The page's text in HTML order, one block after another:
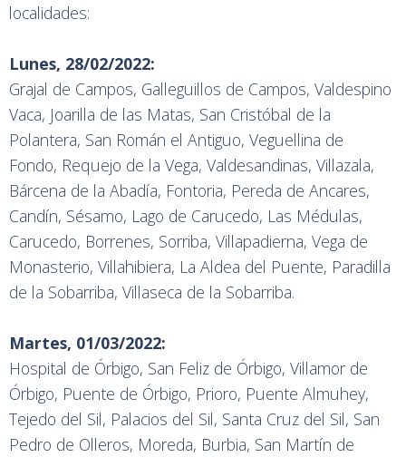
localidades:
Lunes, 28/02/2022:
Grajal de Campos, Galleguillos de Campos, Valdespino
Vaca, Joarilla de las Matas, San Cristóbal de la
Polantera, San Román el Antiguo, Veguellina de
Fondo, Requejo de la Vega, Valdesandinas, Villazala,
Bárcena de la Abadía, Fontoria, Pereda de Ancares,
Candín, Sésamo, Lago de Carucedo, Las Médulas,
Carucedo, Borrenes, Sorriba, Villapadierna, Vega de
Monasterio, Villahibiera, La Aldea del Puente, Paradilla
de la Sobarriba, Villaseca de la Sobarriba.
Martes, 01/03/2022:
Hospital de Órbigo, San Feliz de Órbigo, Villamor de
Órbigo, Puente de Órbigo, Prioro, Puente Almuhey,
Tejedo del Sil, Palacios del Sil, Santa Cruz del Sil, San
Pedro de Olleros, Moreda, Burbia, San Martín de